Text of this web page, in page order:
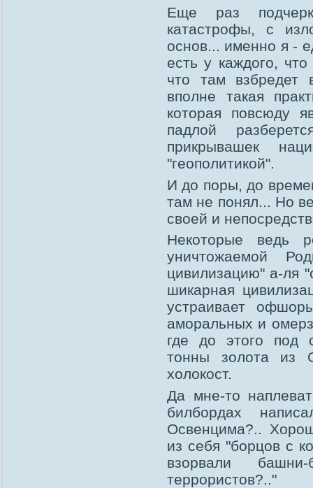
Еще раз
катастрофы, с
основ... именно я -
есть у каждого,
что там
вполне такая
которая повсюду
падлой
прикрывашек
"геополитикой".
И до поры, до
там не понял... Но
своей и
Некоторые ведь
уничтожаемой
цивилизацию" а-ля
шикарная
устраивает
аморальных и
где до этого под
тонны золота из
холокост.
Да мне-то
билбордах
Освенцима?..
из себя "борцов с
взорвали
террористов?.."